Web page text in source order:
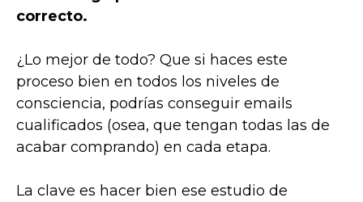
correcto.
¿Lo mejor de todo? Que si haces este
proceso bien en todos los niveles de
consciencia, podrías conseguir emails
cualificados (osea, que tengan todas las de
acabar comprando) en cada etapa.
La clave es hacer bien ese estudio de